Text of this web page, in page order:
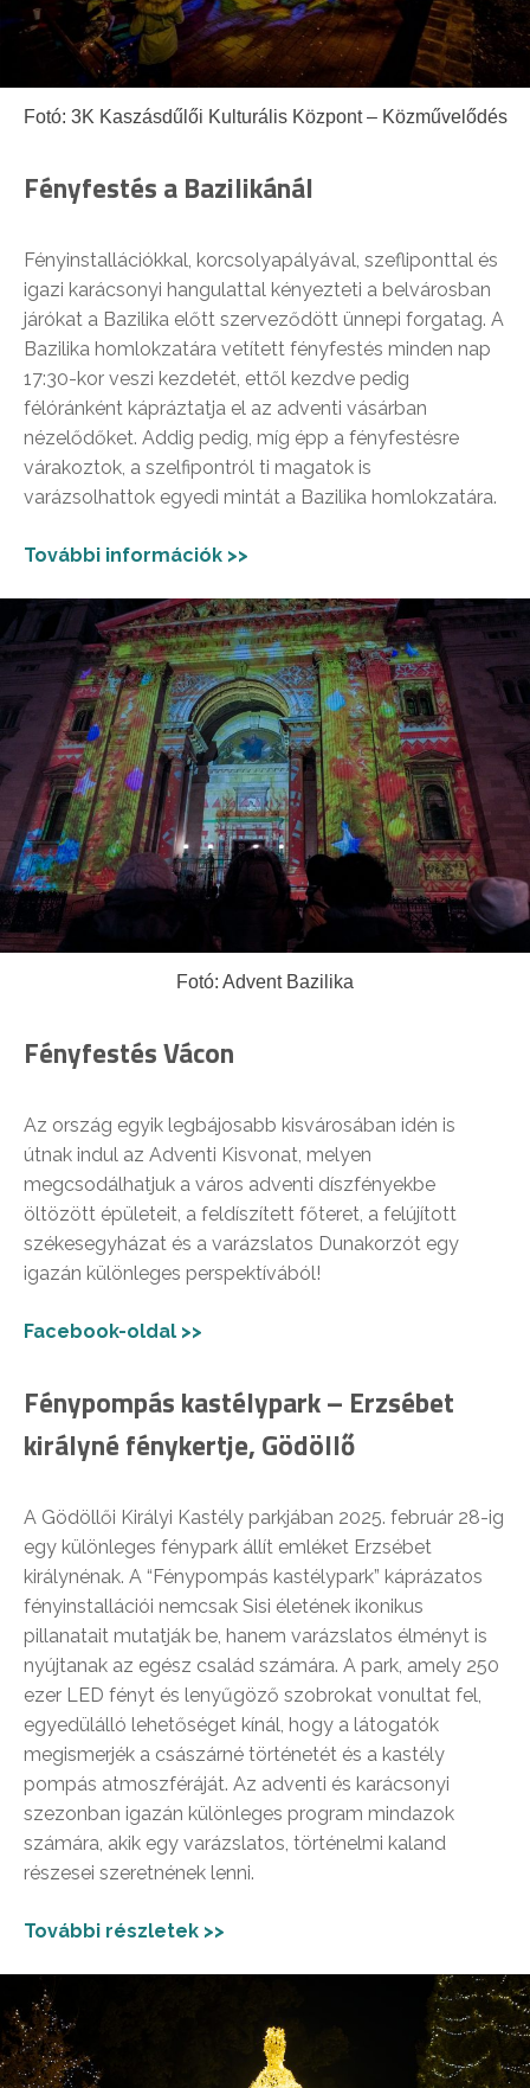
Fotó: 3K Kaszásdűlői Kulturális Központ – Közművelődés
Fényfestés a Bazilikánál
Fényinstallációkkal, korcsolyapályával, szefliponttal és
igazi karácsonyi hangulattal kényezteti a belvárosban
járókat a Bazilika előtt szerveződött ünnepi forgatag. A
Bazilika homlokzatára vetített fényfestés minden nap
17:30-kor veszi kezdetét, ettől kezdve pedig
félóránként kápráztatja el az adventi vásárban
nézelődőket. Addig pedig, míg épp a fényfestésre
várakoztok, a szelfipontról ti magatok is
varázsolhattok egyedi mintát a Bazilika homlokzatára.
További információk >>
Fotó: Advent Bazilika
Fényfestés Vácon
Az ország egyik legbájosabb kisvárosában idén is
útnak indul az Adventi Kisvonat, melyen
megcsodálhatjuk a város adventi díszfényekbe
öltözött épületeit, a feldíszített főteret, a felújított
székesegyházat és a varázslatos Dunakorzót egy
igazán különleges perspektívából!
Facebook-oldal >>
Fénypompás kastélypark – Erzsébet
királyné fénykertje, Gödöllő
A Gödöllői Királyi Kastély parkjában 2025. február 28-ig
egy különleges fénypark állít emléket Erzsébet
királynénak. A “Fénypompás kastélypark” káprázatos
fényinstallációi nemcsak Sisi életének ikonikus
pillanatait mutatják be, hanem varázslatos élményt is
nyújtanak az egész család számára. A park, amely 250
ezer LED fényt és lenyűgöző szobrokat vonultat fel,
egyedülálló lehetőséget kínál, hogy a látogatók
megismerjék a császárné történetét és a kastély
pompás atmoszféráját. Az adventi és karácsonyi
szezonban igazán különleges program mindazok
számára, akik egy varázslatos, történelmi kaland
részesei szeretnének lenni.
További részletek >>